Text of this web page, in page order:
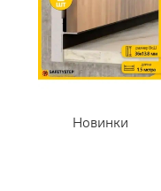
Новинки